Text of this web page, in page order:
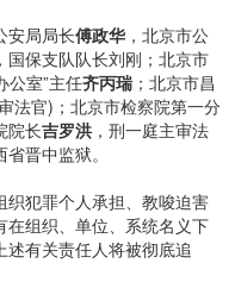
安局局长傅政华，北京市公
，国保支队队长刘刚；北京市
公室”主任齐丙瑞 ；北京市昌
法官)；北京市检察院第一分
院长吉罗洪 ，刑一庭主审法
省晋中监狱。
犯罪个人承担、教唆迫害
组织、单位、系统名义下
有关责任人将被彻底追